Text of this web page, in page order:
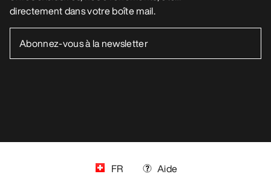
directement dans votre boîte mail.
FR Aide